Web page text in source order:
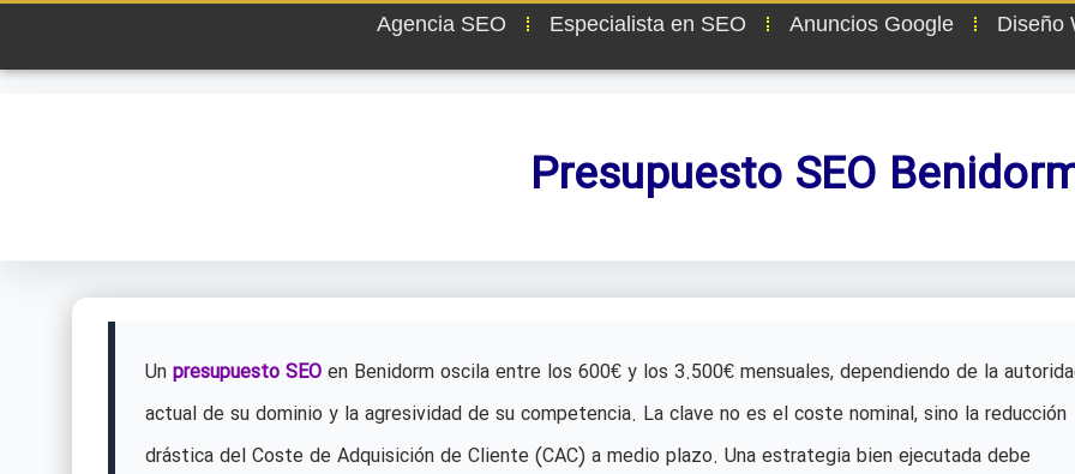
Agencia SEO Especialista en SEO Anuncios Google Diseño
Presupuesto SEO
Un presupuesto SEOen Benidorm oscila entre los 600€ y los 3.500€ mensuales, dependiendo de la
actual de su dominio y la agresividad de su competencia. La clave no es el coste nominal, sino la reducción
drástica del Coste de Adquisición de Cliente (CAC) a medio plazo. Una estrategia bien ejecutada debe